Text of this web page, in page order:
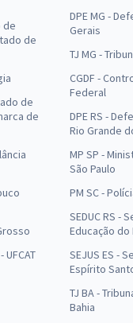
de
de
de
de
DPE MG -
Gerais
TJ MG -
CGDF -
Federal
DPE RS -
Rio Grande
MP SP -
São Paulo
PM SC -
SEDUC RS -
Educação do
SEJUS ES -
Espírito
TJ BA -
Bahia